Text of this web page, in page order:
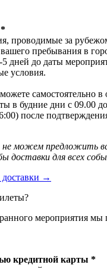
*
проводимые за
пребывания в
5 дней до даты
условия.
самостоятельно в
в будние дни с 09.00
после
можем предложить
доставки для всех
доставки →
мероприятия мы
кредитной карты *